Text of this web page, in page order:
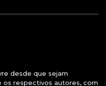
desde que sejam
os respectivos autores, com